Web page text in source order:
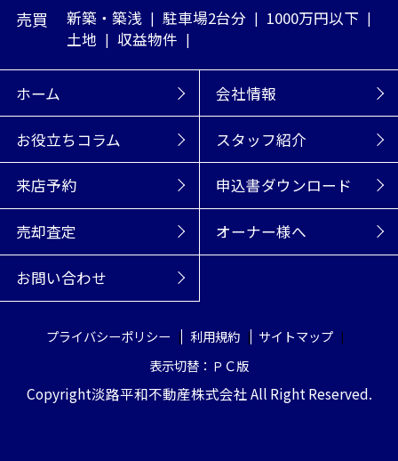
売買 新築・築浅 駐車場2台分
1000万円以下
土地
収益物件
ホーム 会社情報
お役立ちコラム スタッフ紹介
来店予約 申込書ダウンロード
売却査定 オーナー様へ
お問い合わせ
プライバシーポリシー 利用規約
サイトマップ
表示切替：ＰＣ版
Copyright淡路平和不動産株式会社 All Right Reserved.